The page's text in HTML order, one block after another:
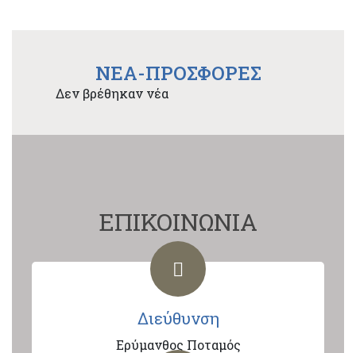
NEA-ΠΡΟΣΦΟΡΕΣ
Δεν βρέθηκαν νέα
ΕΠΙΚΟΙΝΩΝΙΑ
Διεύθυνση
Ερύμανθος Ποταμός